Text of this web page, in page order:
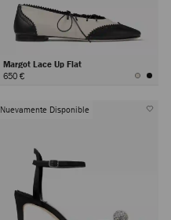
Margot Lace Up Flat
650 €
Nuevamente Disponible